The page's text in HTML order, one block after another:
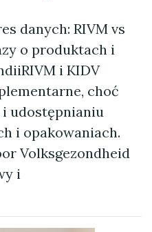
danych: RIVM vs
o produktach i
i KIDV
choć
udostępnianiu
i opakowaniach.
Volksgezondheid
i